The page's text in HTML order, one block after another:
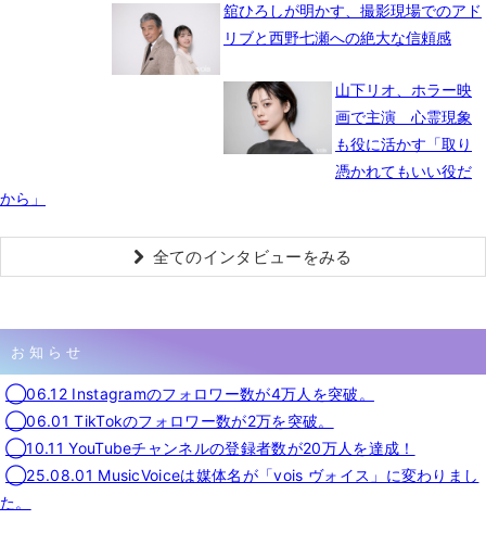
舘ひろしが明かす、撮影現場でのアド
リブと西野七瀬への絶大な信頼感
山下リオ、ホラー映
画で主演 心霊現象
も役に活かす「取り
憑かれてもいい役だ
から」
全てのインタビューをみる
お知らせ
◯06.12 Instagramのフォロワー数が4万人を突破。
◯06.01 TikTokのフォロワー数が2万を突破。
◯10.11 YouTubeチャンネルの登録者数が20万人を達成！
◯25.08.01 MusicVoiceは媒体名が「vois ヴォイス」に変わりまし
た。